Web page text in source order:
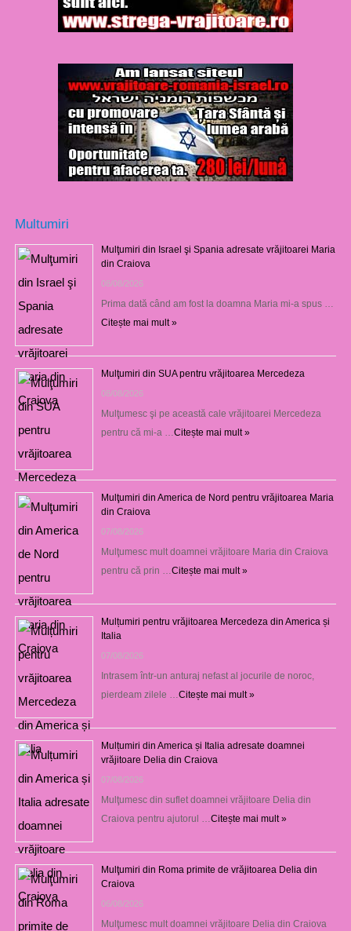
Multumiri
Mulţumiri din Israel şi Spania adresate vrăjitoarei Maria
din Craiova
08/08/2026
Prima dată când am fost la doamna Maria mi-a spus …
Citește mai mult »
Mulţumiri din SUA pentru vrăjitoarea Mercedeza
08/08/2026
Mulţumesc şi pe această cale vrăjitoarei Mercedeza
pentru că mi-a …Citește mai mult »
Mulţumiri din America de Nord pentru vrăjitoarea Maria
din Craiova
07/08/2026
Mulţumesc mult doamnei vrăjitoare Maria din Craiova
pentru că prin …Citește mai mult »
Mulțumiri pentru vrăjitoarea Mercedeza din America și
Italia
07/08/2026
Intrasem într-un anturaj nefast al jocurile de noroc,
pierdeam zilele …Citește mai mult »
Mulțumiri din America și Italia adresate doamnei
vrăjitoare Delia din Craiova
07/08/2026
Mulţumesc din suflet doamnei vrăjitoare Delia din
Craiova pentru ajutorul …Citește mai mult »
Mulţumiri din Roma primite de vrăjitoarea Delia din
Craiova
06/08/2026
Mulţumesc mult doamnei vrăjitoare Delia din Craiova